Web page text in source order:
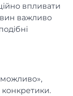
впливати
важливо
конкретики.